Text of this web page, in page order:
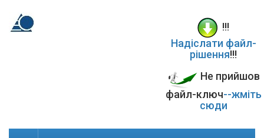
!!!
Надіслати файл-
рішення!!!
Не прийшов
файл-ключ--жміть
сюди